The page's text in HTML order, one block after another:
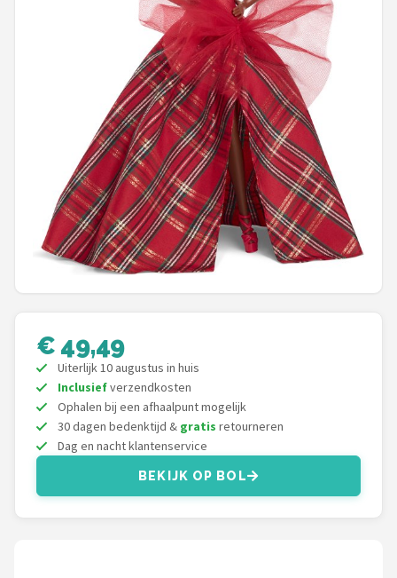
POPULAIRE MERKEN
Rainbow High
Disney
Heless
Monster High
L.O.L. Surprise!
€ 49,49
Uiterlijk 10 augustus in huis
Inclusiefverzendkosten
Ophalen bij een afhaalpunt mogelijk
30 dagen bedenktijd & gratis retourneren
Dag en nacht klantenservice
BEKIJK OP BOL